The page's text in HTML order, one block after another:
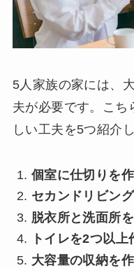
5人家族の家には、
夫が必要です。こち
しい工夫を5つ紹介し
個室に仕切りを
セカンドリビン
脱衣所と洗面所
トイレを2つ以上
大容量の収納を